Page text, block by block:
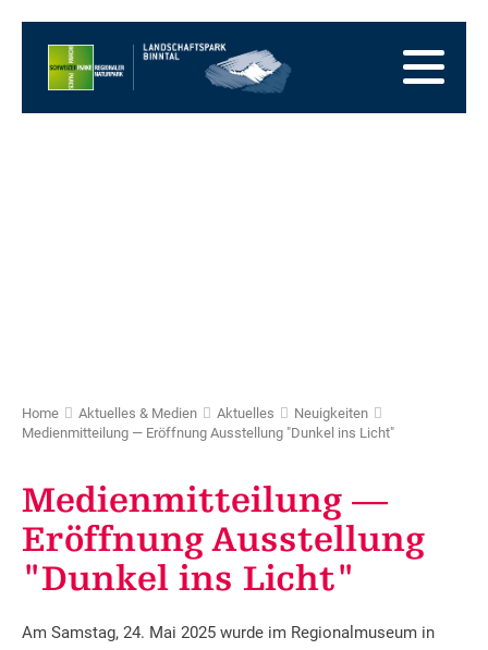
Startseite
Hauptnavigation
Home Aktuelles & Medien Aktuelles
Neuigkeiten
Medienmitteilung — Eröffnung Ausstellung "Dunkel ins Licht"
Medienmitteilung —
Eröffnung Ausstellung
"Dunkel ins Licht"
Am Samstag, 24. Mai 2025 wurde im Regionalmuseum in